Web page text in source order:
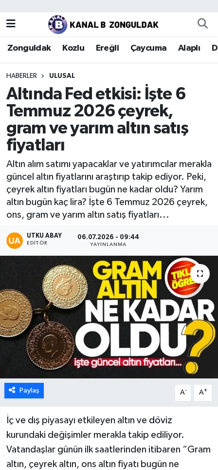
Zonguldak Kozlu Ereğli Çaycuma Alaplı
HABERLER ULUSAL
Altında Fed etkisi: İşte 6
Temmuz 2026 çeyrek,
gram ve yarım altın satış
fiyatları
Altın alım satımı yapacaklar ve yatırımcılar merakla
güncel altın fiyatlarını araştırıp takip ediyor. Peki,
çeyrek altın fiyatları bugün ne kadar oldu? Yarım
altın bugün kaç lira? İşte 6 Temmuz 2026 çeyrek,
ons, gram ve yarım altın satış fiyatları...
UTKU ABAY
EDITÖR
06.07.2026 - 09:44
YAYINLANMA
Paylaş A- A+
İç ve dış piyasayı etkileyen altın ve döviz
kurundaki değişimler merakla takip ediliyor.
Vatandaşlar günün ilk saatlerinden itibaren “Gram
altın, çeyrek altın, ons altın fiyatı bugün ne
Zonguldak
Kozlu
Ereğli
Çaycuma
Alaplı
Devrek
Gökçebey
Karabük
Ulusal
Zonguldak Nöbetçi Eczaneler
Zonguldak Hava Durumu
Zonguldak Trafik Yoğunluk Haritası
Puan Durumu ve Fikstür
Tüm Manşetler
Son Dakika Haberleri
Haber Arşivi